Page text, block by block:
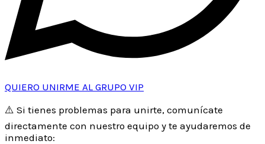
QUIERO UNIRME AL GRUPO VIP
⚠️ Si tienes problemas para unirte, comunícate
directamente con nuestro equipo y te ayudaremos de
inmediato: